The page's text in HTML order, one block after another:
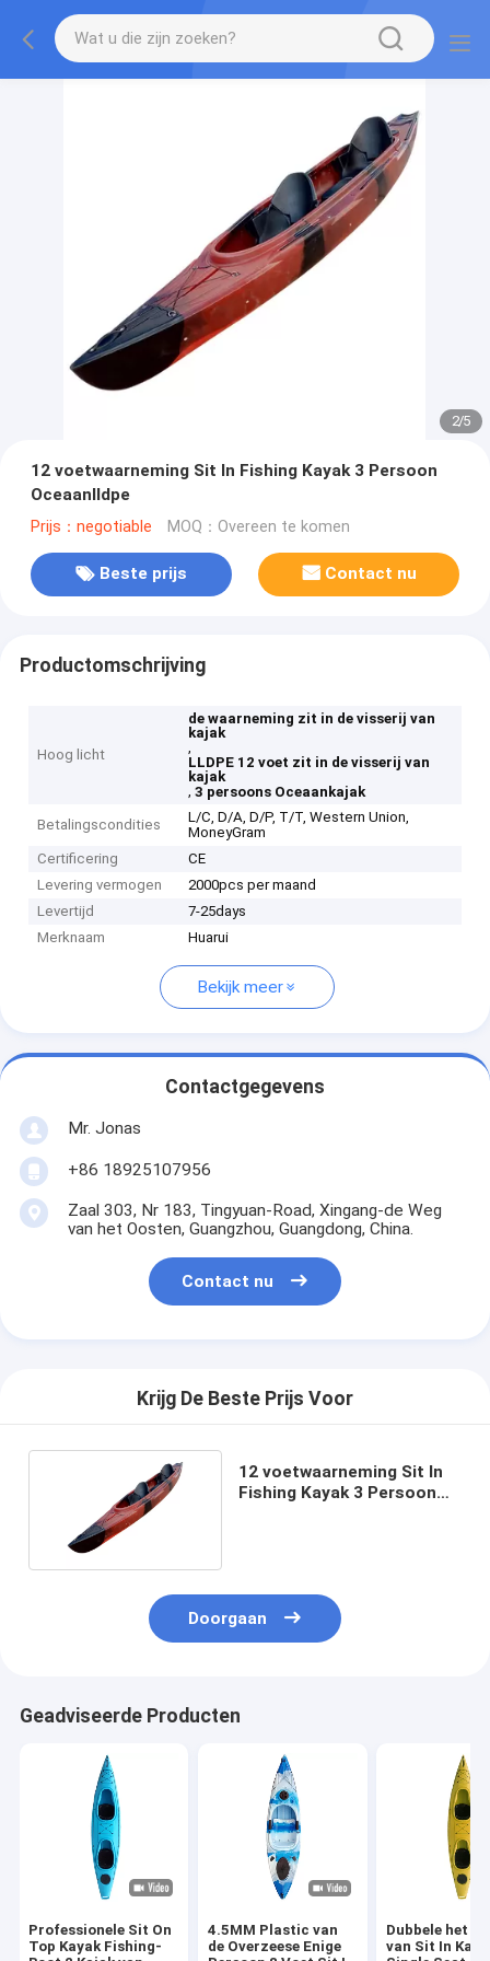
2/5
12 voetwaarneming Sit In Fishing Kayak 3 Persoon
Oceaanlldpe
Prijs：negotiable MOQ：Overeen te komen
Beste prijs Contact nu
Productomschrijving
Hoog licht
de waarneming zit in de visserij van
kajak
,
LLDPE 12 voet zit in de visserij van
kajak
,3 persoons Oceaankajak
Betalingscondities
L/C, D/A, D/P, T/T, Western Union,
MoneyGram
Certificering
CE
Levering vermogen
2000pcs per maand
Levertijd
7-25days
Merknaam
Huarui
Bekijk meer
Contactgegevens
Mr. Jonas
+86 18925107956
Zaal 303, Nr 183, Tingyuan-Road, Xingang-de Weg
van het Oosten, Guangzhou, Guangdong, China.
Contact nu
Krijg De Beste Prijs Voor
12 voetwaarneming Sit In
Fishing Kayak 3 Persoon
Doorgaan
Geadviseerde Producten
Professionele Sit On
Top Kayak Fishing-
4.5MM Plastic van
de Overzeese Enige
Dubbele het
van Sit In